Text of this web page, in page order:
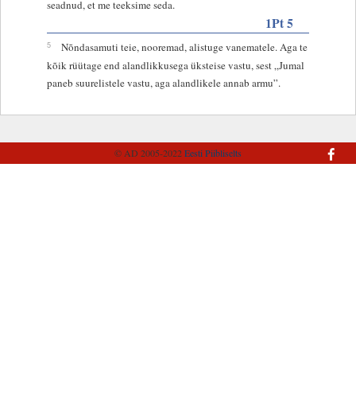
seadnud, et me teeksime seda.
1Pt 5
5
Nõndasamuti teie, nooremad, alistuge vanematele. Aga te
kõik rüütage end alandlikkusega üksteise vastu, sest „Jumal
paneb suurelistele vastu, aga alandlikele annab armu”.
© AD 2005-2022Eesti Piibliselts